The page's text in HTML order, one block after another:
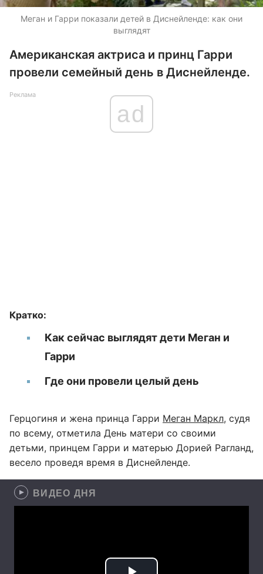
Меган и Гарри показали детей в Диснейленде: как они
выглядят
Американская актриса и принц Гарри
провели семейный день в Диснейленде.
Реклама
ad
Кратко:
Как сейчас выглядят дети Меган и
Гарри
Где они провели целый день
Герцогиня и жена принца Гарри Меган Маркл, судя
по всему, отметила День матери со своими
детьми, принцем Гарри и матерью Дорией Рагланд,
весело проведя время в Диснейленде.
ВИДЕО ДНЯ